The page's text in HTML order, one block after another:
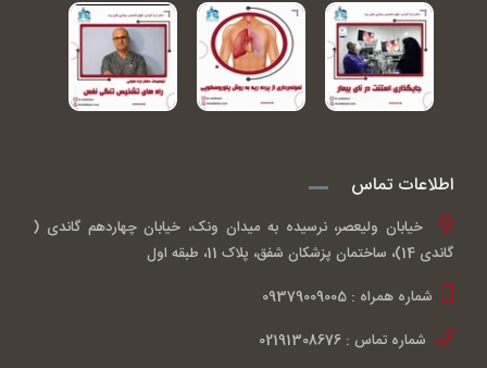
اطلاعات تماس
خیابان ولیعصر، نرسیده به میدان ونک، خیابان چهاردهم گاندی (
گاندی 14)، ساختمان پزشکان شفق، پلاک 11، طبقه اول
شماره همراه : 09379009005
شماره تماس : 02191308676